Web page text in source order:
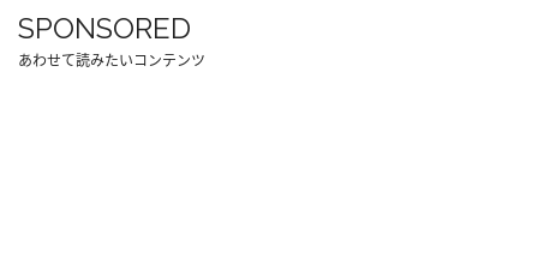
SPONSORED
あわせて読みたいコンテンツ